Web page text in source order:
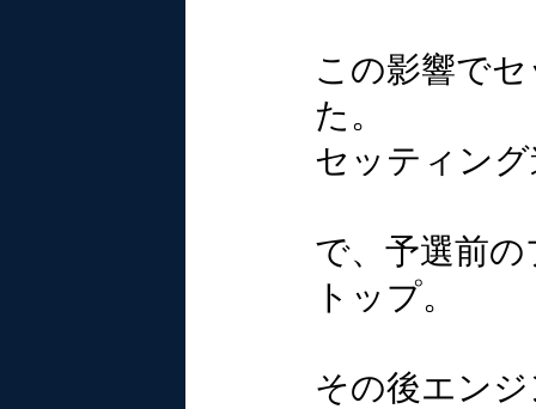
この影響で
た。
セッティン
で、予選前
トップ。
その後エン